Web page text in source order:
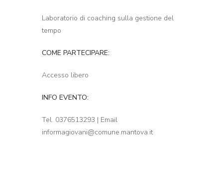
Laboratorio di coaching sulla gestione del
tempo
COME PARTECIPARE:
Accesso libero
INFO EVENTO:
Tel. 0376513293 | Email
informagiovani@comune.mantova.it